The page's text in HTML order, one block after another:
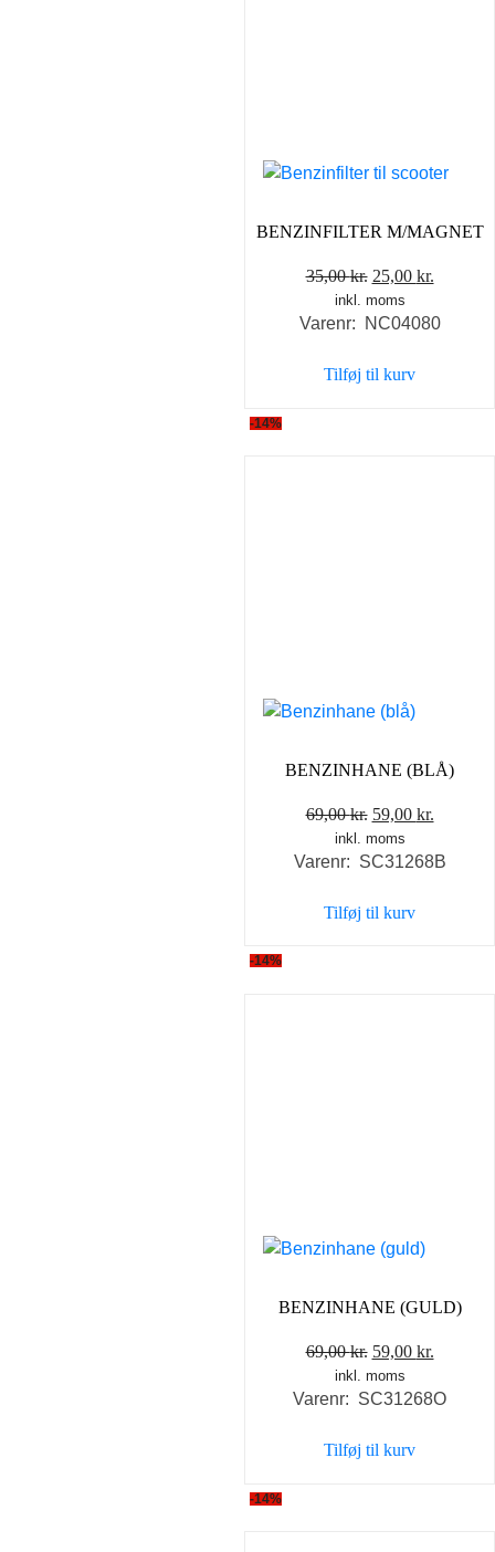
BENZINFILTER M/MAGNET
35,00kr. Den
oprindelige
pris
35,00 kr..
25,00 kr.
pris
inkl. moms
Varenr: NC04080
Tilføj til kurv
-14%
BENZINHANE (BLÅ)
69,00kr. Den
oprindelige
pris
69,00 kr..
59,00 kr.
pris
inkl. moms
Varenr: SC31268B
Tilføj til kurv
-14%
BENZINHANE (GULD)
69,00kr. Den
oprindelige
pris
69,00 kr..
59,00 kr.
pris
inkl. moms
Varenr: SC31268O
Tilføj til kurv
-14%